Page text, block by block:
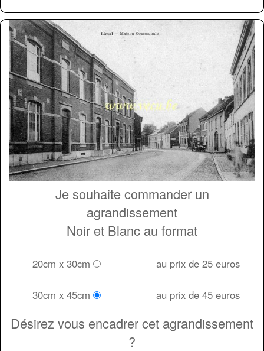
Je souhaite commander un
agrandissement
Noir et Blanc au format
20cm x 30cm au prix de 25 euros
30cm x 45cm au prix de 45 euros
Désirez vous encadrer cet agrandissement
?